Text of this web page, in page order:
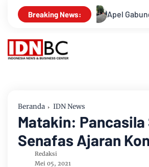
Breaking News:
Apel Gabungan Kesiapsiagaan
Beranda IDN News
Matakin: Pancasila
Senafas Ajaran
Redaksi
Mei 05, 2021